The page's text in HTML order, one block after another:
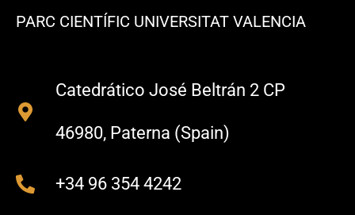
PARC CIENTÍFIC UNIVERSITAT VALENCIA
Catedrático José Beltrán 2 CP
46980, Paterna (Spain)
+34 96 354 4242